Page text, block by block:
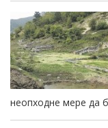
неопходне мере да